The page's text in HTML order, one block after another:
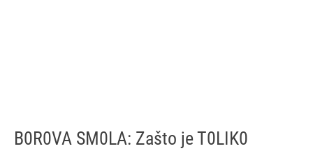
B0R0VA SM0LA: Zašto je T0LIK0